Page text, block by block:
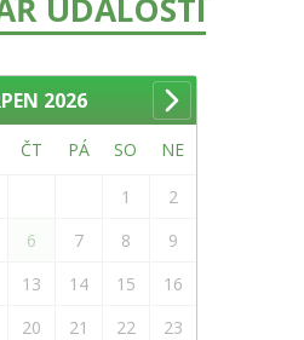
UDÁLOSTÍ
2026
ČT PÁ SO NE
1
2
6 7 8
9
13 14 15
16
20 21 22
23